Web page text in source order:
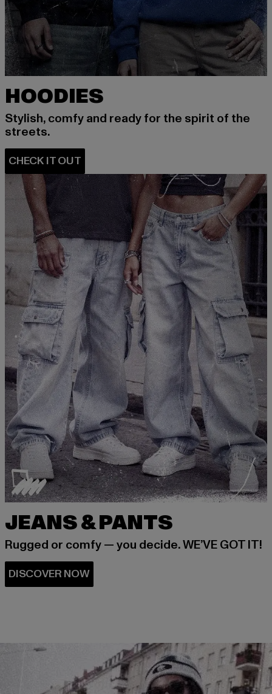
HOODIES
Stylish, comfy and ready for the spirit of the
streets.
JEANS & PANTS
Rugged or comfy — you decide. WE’VE GOT IT!
DISCOVER NOW